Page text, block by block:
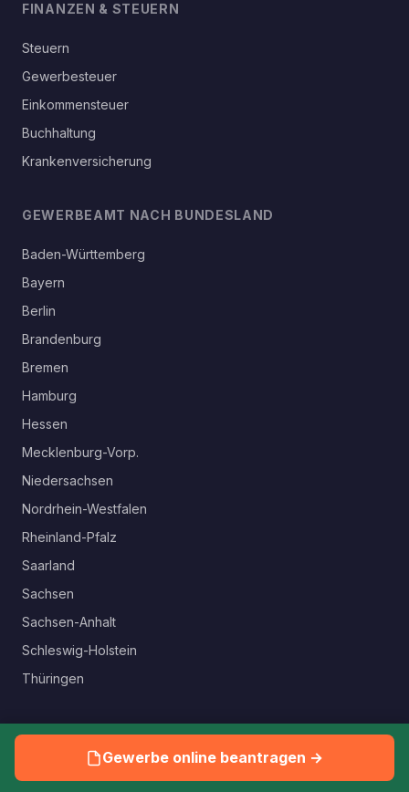
FINANZEN & STEUERN
Steuern
Gewerbesteuer
Einkommensteuer
Buchhaltung
Krankenversicherung
GEWERBEAMT NACH BUNDESLAND
Baden-Württemberg
Bayern
Berlin
Brandenburg
Bremen
Hamburg
Hessen
Mecklenburg-Vorp.
Niedersachsen
Nordrhein-Westfalen
Rheinland-Pfalz
Saarland
Sachsen
Sachsen-Anhalt
Schleswig-Holstein
Thüringen
SERVICE
Gewerbeamt finden
Gewerbe online beantragen →